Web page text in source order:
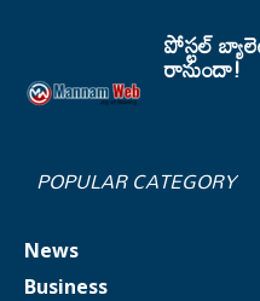
పోస్టల్
రానుందా!
POPULAR CATEGORY
News
Business